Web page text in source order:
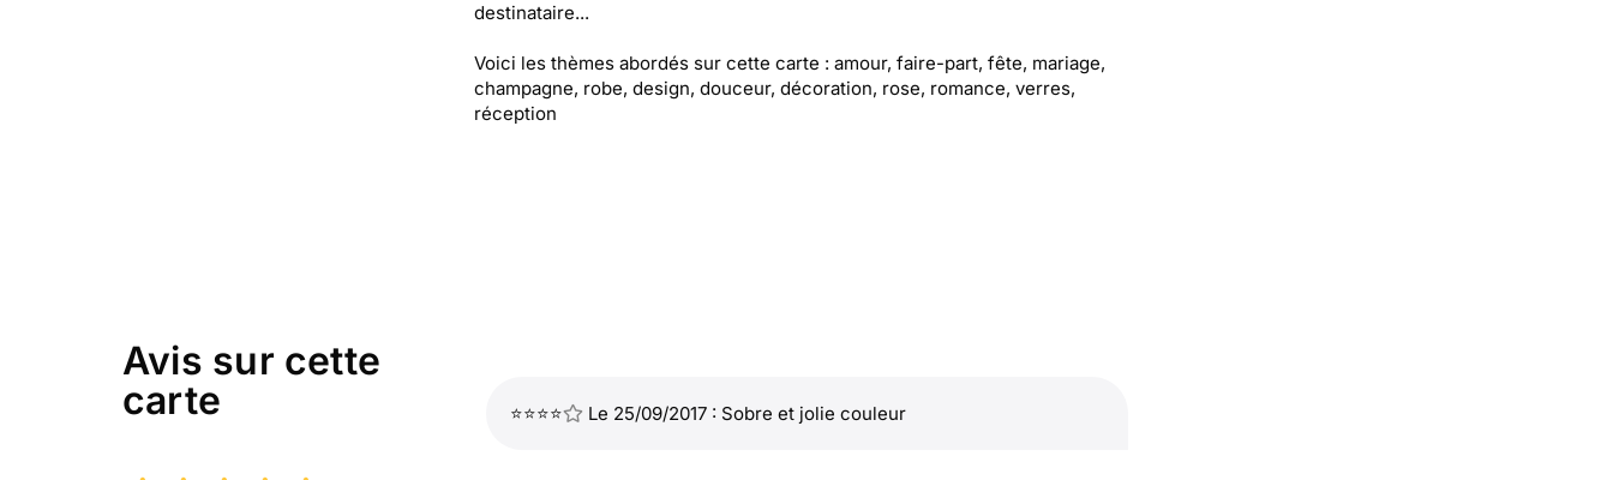
destinataire...
Voici les thèmes abordés sur cette carte : amour, faire-part, fête, mariage,
champagne, robe, design, douceur, décoration, rose, romance, verres,
réception
Avis sur cette
carte
⭐⭐⭐⭐ Le 25/09/2017 : Sobre et jolie couleur